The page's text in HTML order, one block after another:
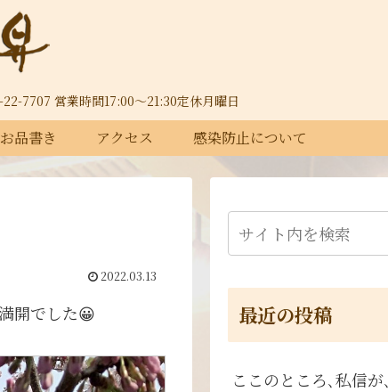
7707 営業時間17:00～21:30定休月曜日
お品書き アクセス 感染防止について
2022.03.13
開でした😀 最近の投稿
ここのところ､私信が､